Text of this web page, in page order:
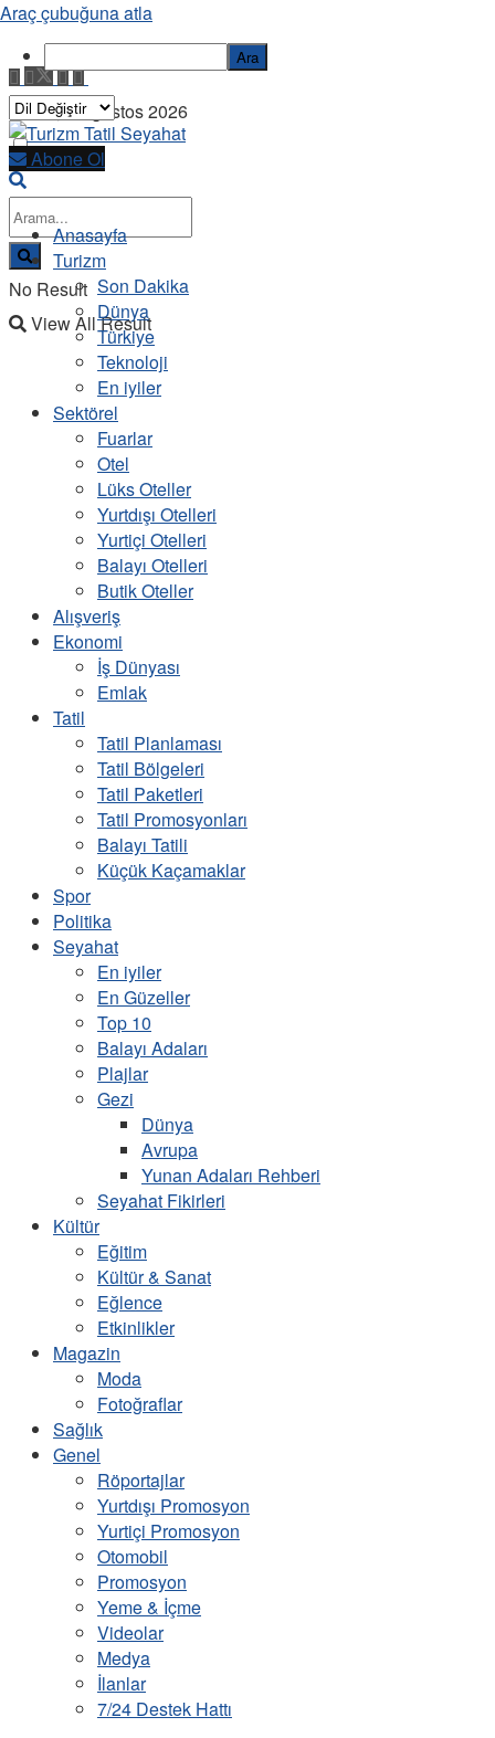
Cuma, 7 Ağustos 2026
No Result
View All Result
Abone Ol
Anasayfa
Turizm
Son Dakika
Dünya
Türkiye
Teknoloji
En iyiler
Sektörel
Fuarlar
Otel
Lüks Oteller
Yurtdışı Otelleri
Yurtiçi Otelleri
Balayı Otelleri
Butik Oteller
Alışveriş
Ekonomi
İş Dünyası
Emlak
Tatil
Tatil Planlaması
Tatil Bölgeleri
Tatil Paketleri
Tatil Promosyonları
Balayı Tatili
Küçük Kaçamaklar
Spor
Politika
Seyahat
En iyiler
En Güzeller
Top 10
Balayı Adaları
Plajlar
Gezi
Dünya
Avrupa
Yunan Adaları Rehberi
Seyahat Fikirleri
Kültür
Eğitim
Kültür & Sanat
Eğlence
Etkinlikler
Magazin
Moda
Fotoğraflar
Sağlık
Genel
Röportajlar
Yurtdışı Promosyon
Yurtiçi Promosyon
Otomobil
Promosyon
Yeme & İçme
Videolar
Medya
İlanlar
7/24 Destek Hattı
Araç çubuğuna atla
Ara